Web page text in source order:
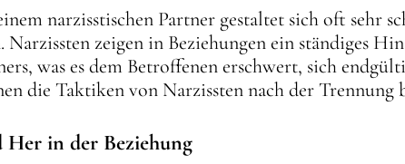
narzisstischen Partner gestaltet sich oft sehr
zeigen in Beziehungen ein ständiges
was es dem Betroffenen erschwert, sich
die Taktiken von Narzissten nach der Trennung
Her in der Beziehung